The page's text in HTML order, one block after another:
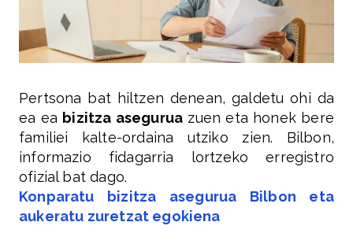
Pertsona bat hiltzen denean, galdetu ohi da
ea ea bizitza asegurua zuen eta honek bere
familiei kalte-ordaina utziko zien. Bilbon,
informazio fidagarria lortzeko erregistro
ofizial bat dago.
Konparatu bizitza asegurua Bilbon eta
aukeratu zuretzat egokiena